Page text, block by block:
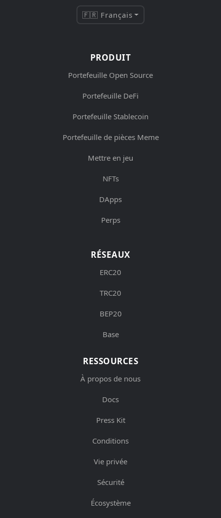
🇫🇷 Français
PRODUIT
Portefeuille Open Source
Portefeuille DeFi
Portefeuille Stablecoin
Portefeuille de pièces Meme
Mettre en jeu
NFTs
DApps
Perps
RÉSEAUX
ERC20
TRC20
BEP20
Base
RESSOURCES
À propos de nous
Docs
Press Kit
Conditions
Vie privée
Sécurité
Écosystème